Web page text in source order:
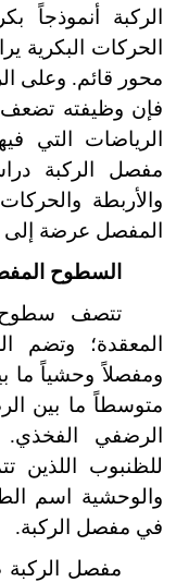
الركبة أنموذجاً
الحركات البكرية
محور قائم. وعلى
فإن وظيفته
الرياضات التي
مفصل الركبة
والأربطة
المفصل عرضة إلى
السطوح
تتصف سطوح
المعقدة؛ وتضم
ومفصلاً وحشياً ما
متوسطاً ما بين
الرضفي
للظنبوب اللذين
والوحشية اسم
في مفصل الركبة.
مفصل الركبة